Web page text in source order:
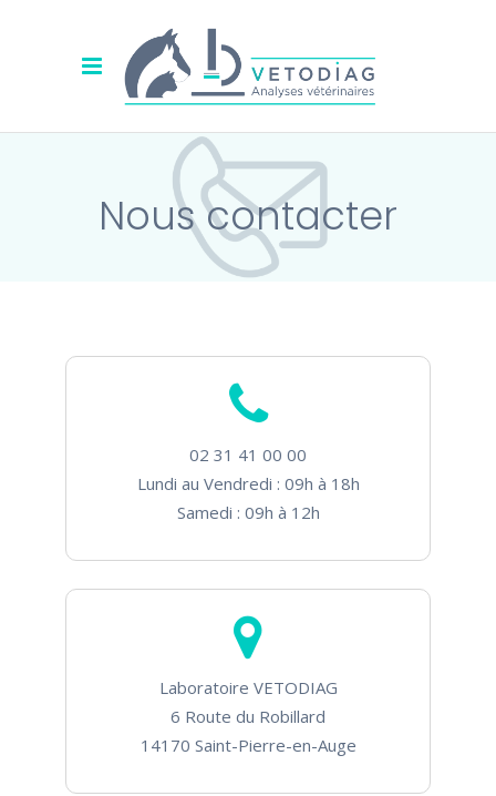
Nouscontacter
02 31 41 00 00
Lundi au Vendredi : 09h à 18h
Samedi : 09h à 12h
Laboratoire VETODIAG
6 Route du Robillard
14170 Saint-Pierre-en-Auge